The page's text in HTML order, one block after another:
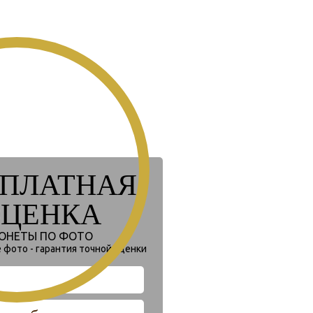
ПО ФОТО
- гарантия точной оценки